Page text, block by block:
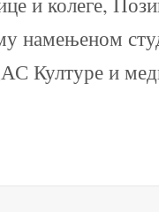
намењеном
Културе и